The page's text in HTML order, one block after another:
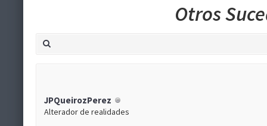
Otros
JPQueirozPerez
Alterador de realidades